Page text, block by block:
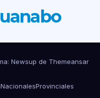
Newsup de Themeansar
NacionalesProvinciales